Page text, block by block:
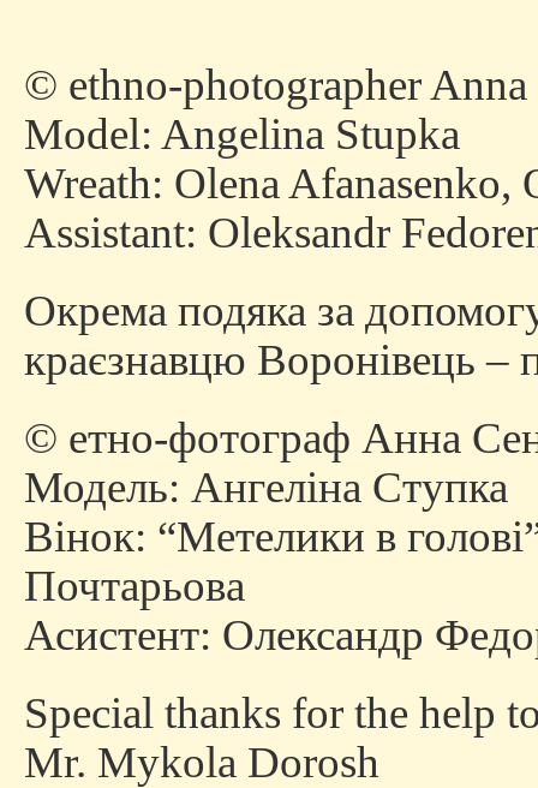
© ethno-photographer Anna
Model: Angelina Stupka
Wreath: Olena Afanasenko,
Assistant: Oleksandr
Окрема подяка за
краєзнавцю Воронівець
© етно-фотограф Анна
Модель: Ангеліна Ступка
Вінок: “Метелики в
Почтарьова
Асистент: Олександр
Special thanks for the help
Mr. Mykola Dorosh